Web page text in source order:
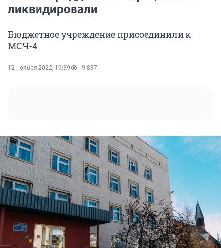
ликвидировали
Бюджетное учреждение присоединили к
МСЧ-4
12 ноября 2022, 19:39 9 837